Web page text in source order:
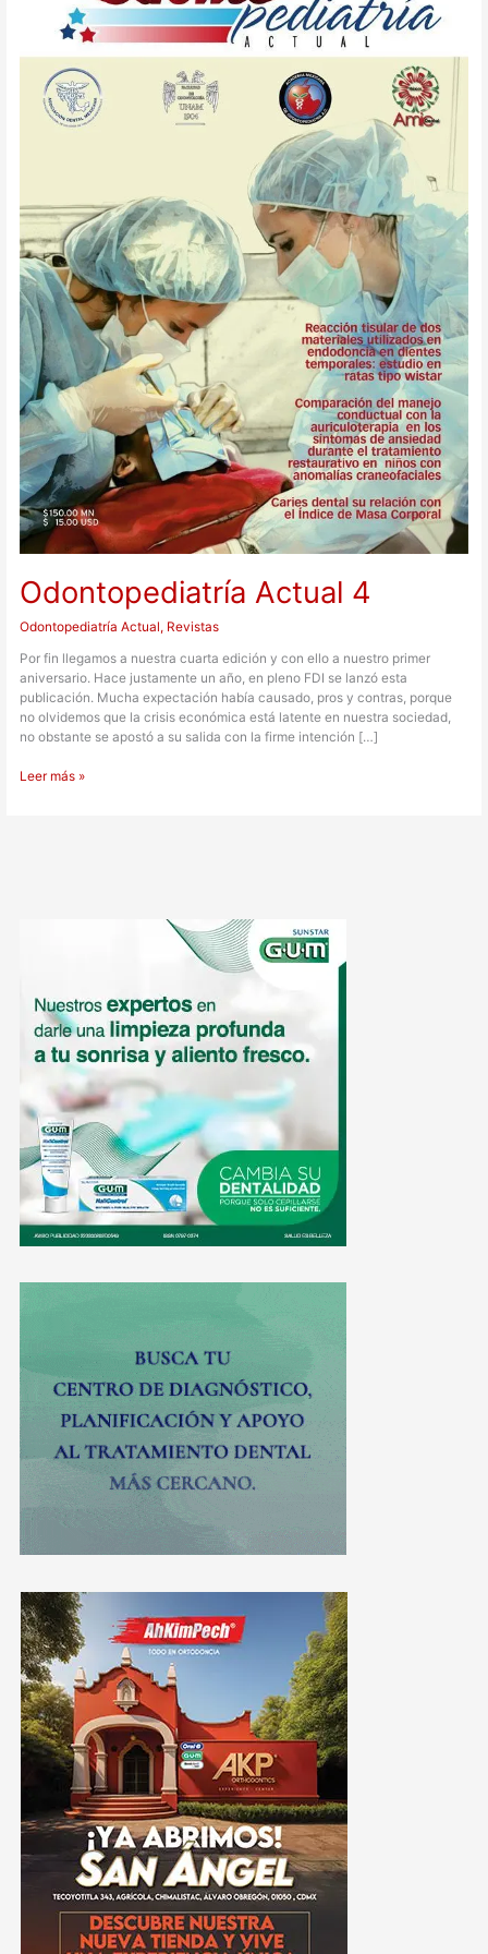
Odontopediatría Actual 4
Odontopediatría Actual, Revistas
Por fin llegamos a nuestra cuarta edición y con ello a nuestro primer
aniversario. Hace justamente un año, en pleno FDI se lanzó esta
publicación. Mucha expectación había causado, pros y contras, porque
no olvidemos que la crisis económica está latente en nuestra sociedad,
no obstante se apostó a su salida con la firme intención […]
Leer más »